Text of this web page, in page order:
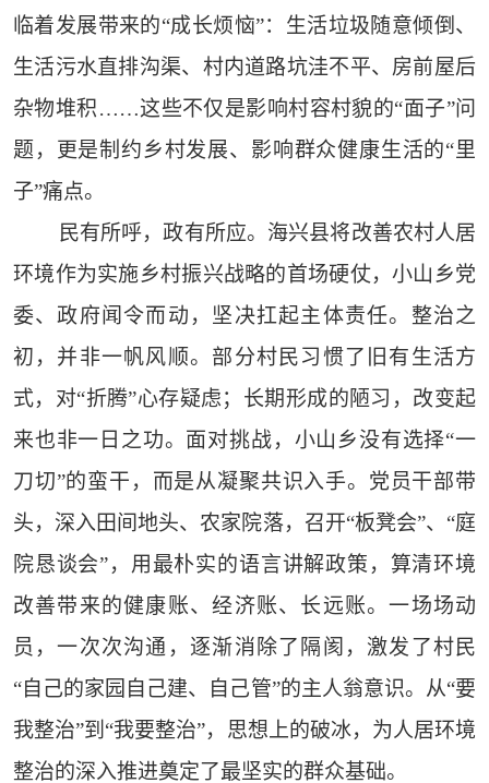
临着发展带来的“成长烦恼”：生活垃圾随意倾倒、
生活污水直排沟渠、村内道路坑洼不平、房前屋后
杂物堆积……这些不仅是影响村容村貌的“面子”问
题，更是制约乡村发展、影响群众健康生活的“里
子”痛点。
民有所呼，政有所应。海兴县将改善农村人居
环境作为实施乡村振兴战略的首场硬仗，小山乡党
委、政府闻令而动，坚决扛起主体责任。整治之
初，并非一帆风顺。部分村民习惯了旧有生活方
式，对“折腾”心存疑虑；长期形成的陋习，改变起
来也非一日之功。面对挑战，小山乡没有选择“一
刀切”的蛮干，而是从凝聚共识入手。党员干部带
头，深入田间地头、农家院落，召开“板凳会”、“庭
院恳谈会”，用最朴实的语言讲解政策，算清环境
改善带来的健康账、经济账、长远账。一场场动
员，一次次沟通，逐渐消除了隔阂，激发了村民
“自己的家园自己建、自己管”的主人翁意识。从“要
我整治”到“我要整治”，思想上的破冰，为人居环境
整治的深入推进奠定了最坚实的群众基础。